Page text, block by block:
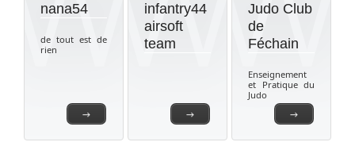
→
nana54
de tout est de
rien
→
infantry44
airsoft
team
→
Judo Club
de
Féchain
Enseignement
et Pratique du
Judo